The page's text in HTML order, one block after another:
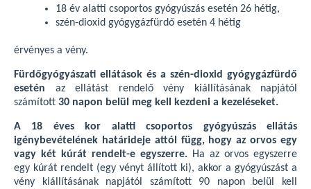
18 év alatti csoportos gyógyúszás esetén 26 hétig,
szén-dioxid gyógygázfürdő esetén 4 hétig
érvényes a vény.
Fürdőgyógyászati ellátások és a szén-dioxid gyógygázfürdő
esetén az ellátást rendelő vény kiállításának napjától
számított 30 napon belül meg kell kezdeni a kezeléseket.
A 18 éves kor alatti csoportos gyógyúszás ellátás
igénybevételének határideje attól függ, hogy az orvos egy
vagy két kúrát rendelt-e egyszerre. Ha az orvos egyszerre
egy kúrát rendelt (egy vényt állított ki), akkor a gyógyúszást a
vény kiállításának napjától számított 90 napon belül kell